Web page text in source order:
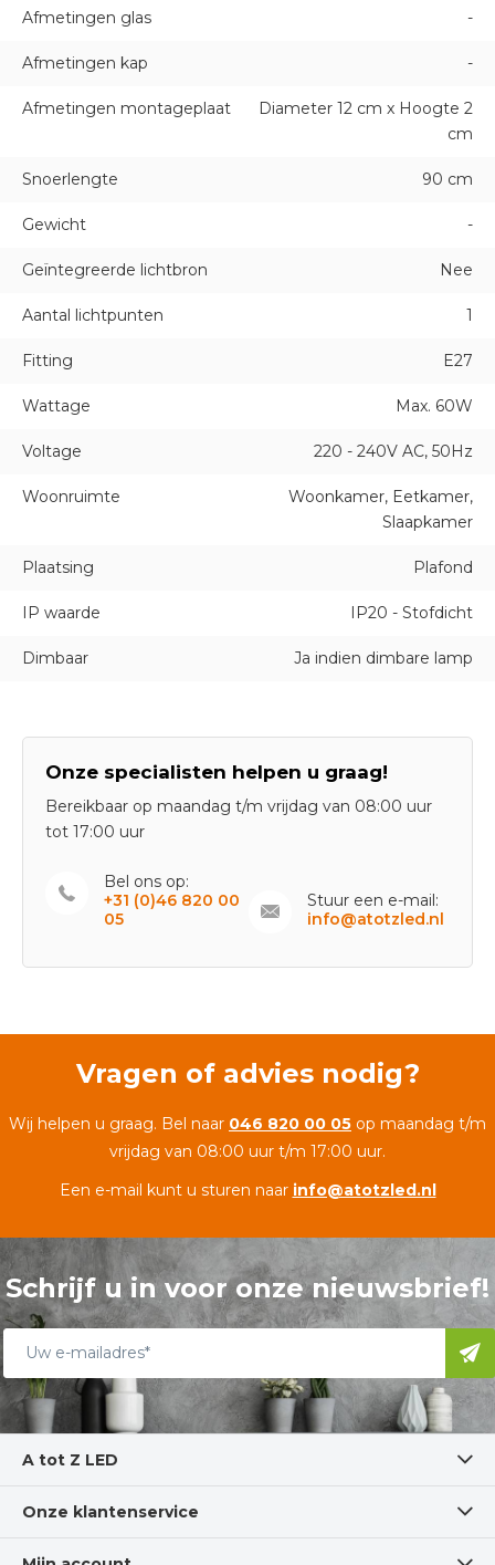
Afmetingen glas -
Afmetingen kap -
Afmetingen montageplaat
Diameter 12 cm x Hoogte 2
cm
Snoerlengte 90 cm
Gewicht -
Geïntegreerde lichtbron Nee
Aantal lichtpunten 1
Fitting E27
Wattage Max. 60W
Voltage 220 - 240V AC, 50Hz
Woonruimte
Woonkamer, Eetkamer,
Slaapkamer
Plaatsing Plafond
IP waarde IP20 - Stofdicht
Dimbaar Ja indien dimbare lamp
Onze specialisten helpen u graag!
Bereikbaar op maandag t/m vrijdag van 08:00 uur
tot 17:00 uur
Bel ons op:
+31 (0)46 820 00
05
Stuur een e-mail:
info@atotzled.nl
Vragen of advies nodig?
Wij helpen u graag. Bel naar 046 820 00 05 op maandag t/m
vrijdag van 08:00 uur t/m 17:00 uur.
Een e-mail kunt u sturen naar info@atotzled.nl
Schrijf u in voor onze nieuwsbrief!
A tot Z LED
Onze klantenservice